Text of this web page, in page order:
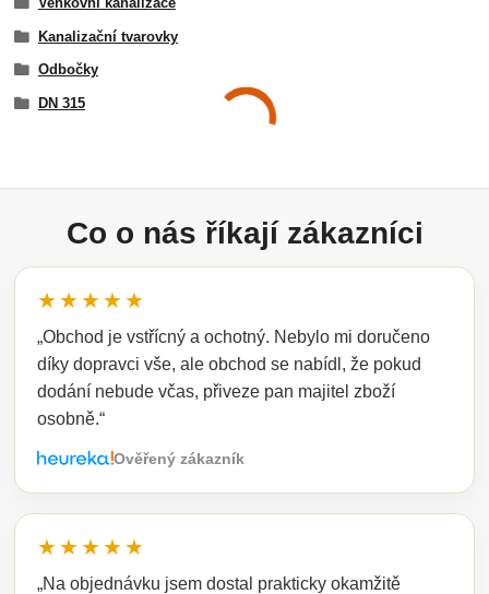
Kanalizační tvarovky
Odbočky
DN 315
Co o nás říkají zákazníci
★★★★★
„Obchod je vstřícný a ochotný. Nebylo mi doručeno
díky dopravci vše, ale obchod se nabídl, že pokud
dodání nebude včas, přiveze pan majitel zboží
osobně.“
Ověřený zákazník
★★★★★
„Na objednávku jsem dostal prakticky okamžitě